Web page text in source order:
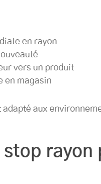
en rayon
vers un produit
en magasin
aux
stop rayon